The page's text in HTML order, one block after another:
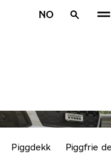
NO
Piggdekk Piggfrie